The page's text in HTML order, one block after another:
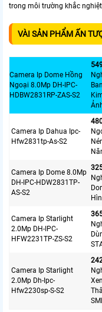
trong môi trường khắc
VÀI SẢN PHẨM ẤN
Camera Ip Dome Hồng
Ngoại 8.0Mp DH-IPC-
HDBW2831RP-ZAS-S2
Camera Ip Dahua Ipc-
Hfw2831tp-As-S2
Camera Ip Dome 8.0Mp
DH-IPC-HDW2831TP-
AS-S2
Camera Ip Starlight
2.0Mp DH-IPC-
HFW2231TP-ZS-S2
Camera Ip Starlight
2.0Mp Dh-Ipc-
Hfw2230sp-S-S2